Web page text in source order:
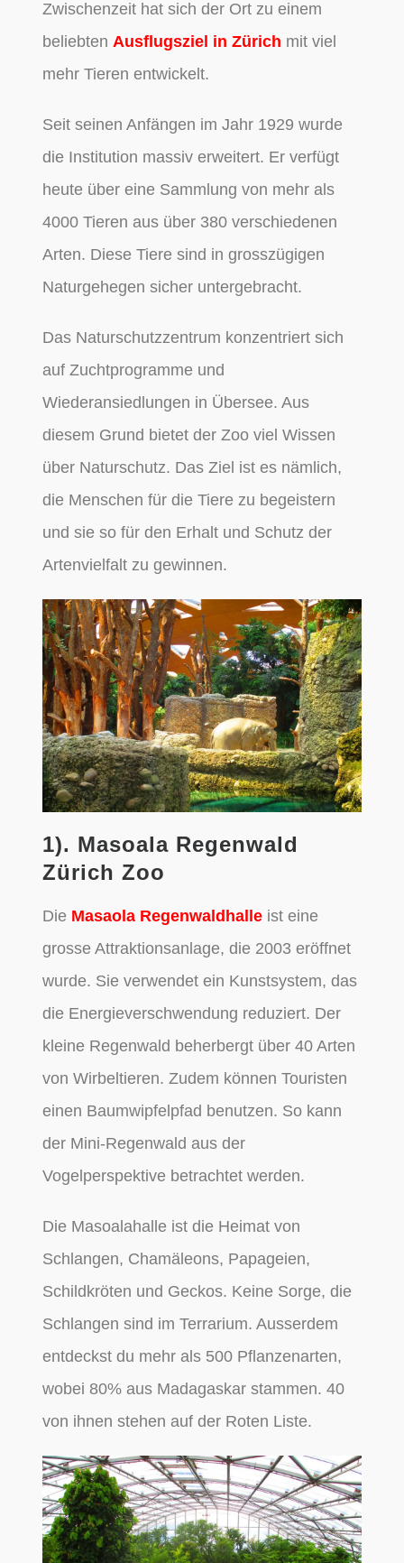
Zwischenzeit hat sich der Ort zu einem
beliebtenAusflugsziel in Zürich mit viel
mehr Tieren entwickelt.
Seit seinen Anfängen im Jahr 1929 wurde
die Institution massiv erweitert. Er verfügt
heute über eine Sammlung von mehr als
4000 Tieren aus über 380 verschiedenen
Arten. Diese Tiere sind in grosszügigen
Naturgehegen sicher untergebracht.
Das Naturschutzzentrum konzentriert sich
auf Zuchtprogramme und
Wiederansiedlungen in Übersee. Aus
diesem Grund bietet der Zoo viel Wissen
über Naturschutz. Das Ziel ist es nämlich,
die Menschen für die Tiere zu begeistern
und sie so für den Erhalt und Schutz der
Artenvielfalt zu gewinnen.
1). Masoala Regenwald
Zürich Zoo
Die Masaola Regenwaldhalle ist eine
grosse Attraktionsanlage, die 2003 eröffnet
wurde. Sie verwendet ein Kunstsystem, das
die Energieverschwendung reduziert. Der
kleine Regenwald beherbergt über 40 Arten
von Wirbeltieren. Zudem können Touristen
einen Baumwipfelpfad benutzen. So kann
der Mini-Regenwald aus der
Vogelperspektive betrachtet werden.
Die Masoalahalle ist die Heimat von
Schlangen, Chamäleons, Papageien,
Schildkröten und Geckos. Keine Sorge, die
Schlangen sind im Terrarium. Ausserdem
entdeckst du mehr als 500 Pflanzenarten,
wobei 80% aus Madagaskar stammen. 40
von ihnen stehen auf der Roten Liste.